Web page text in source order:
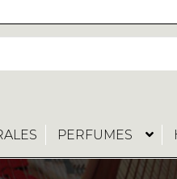
PERFUMES